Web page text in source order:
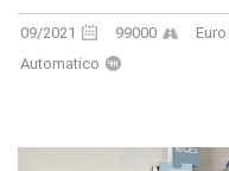
09/2021 99000
Automatico